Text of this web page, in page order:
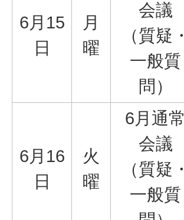
6月15
日
月
曜
会議
（質疑・
一般質
問）
6月16
日
火
曜
6月通常
会議
（質疑・
一般質